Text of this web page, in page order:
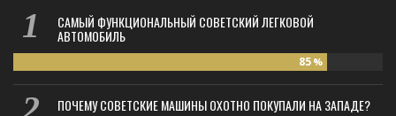
САМЫЙ ФУНКЦИОНАЛЬНЫЙ СОВЕТСКИЙ ЛЕГКОВОЙ
АВТОМОБИЛЬ
85 %
ПОЧЕМУ СОВЕТСКИЕ МАШИНЫ ОХОТНО ПОКУПАЛИ НА ЗАПАДЕ?